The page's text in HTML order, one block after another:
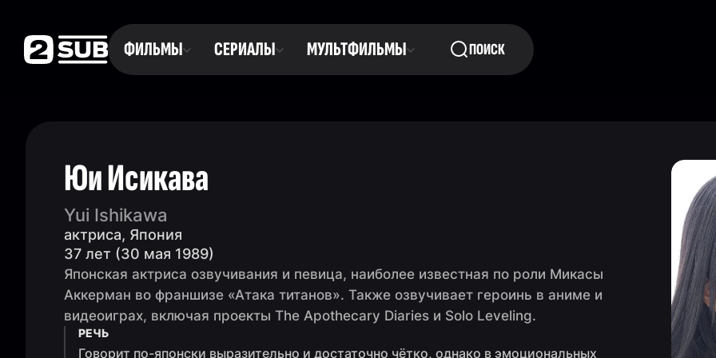
ФИЛЬМЫ СЕРИАЛЫ МУЛЬТФИЛЬМЫ ПОИСК
Юи Исикава
Yui Ishikawa
актриса, Япония
37 лет (30 мая 1989)
Японская актриса озвучивания и певица, наиболее известная по роли Микасы
Аккерман во франшизе «Атака титанов». Также озвучивает героинь в аниме и
видеоиграх, включая проекты The Apothecary Diaries и Solo Leveling.
РЕЧЬ
Говорит по-японски выразительно и достаточно чётко, однако в эмоциональных